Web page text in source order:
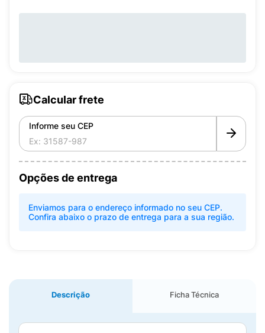
Calcular frete
Informe seu CEP
Opções de entrega
Enviamos para o endereço informado no seu CEP.
Confira abaixo o prazo de entrega para a sua região.
Descrição Ficha Técnica